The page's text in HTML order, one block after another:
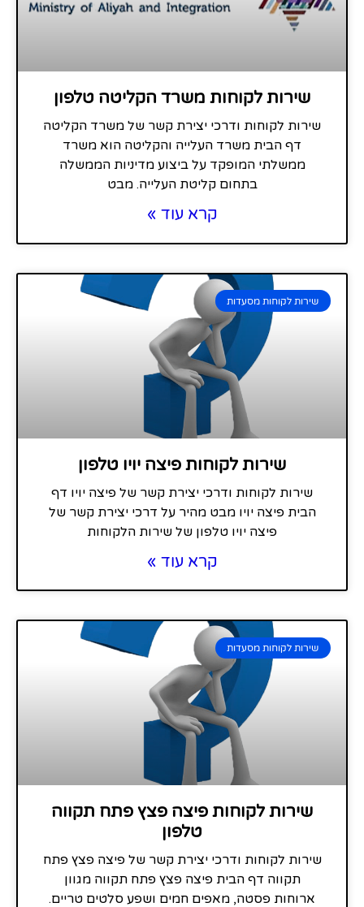
שירות לקוחות משרד הקליטה טלפון
שירות לקוחות ודרכי יצירת קשר של משרד הקליטה
דף הבית משרד העלייה והקליטה הוא משרד
ממשלתי המופקד על ביצוע מדיניות הממשלה
בתחום קליטת העלייה. מבט
קרא עוד »
שירות לקוחות מסעדות
שירות לקוחות פיצה יויו טלפון
שירות לקוחות ודרכי יצירת קשר של פיצה יויו דף
הבית פיצה יויו מבט מהיר על דרכי יצירת קשר של
פיצה יויו טלפון של שירות הלקוחות
קרא עוד »
שירות לקוחות מסעדות
שירות לקוחות פיצה פצץ פתח תקווה
טלפון
שירות לקוחות ודרכי יצירת קשר של פיצה פצץ פתח
תקווה דף הבית פיצה פצץ פתח תקווה מגוון
ארוחות פסטה, מאפים חמים ושפע סלטים טריים.